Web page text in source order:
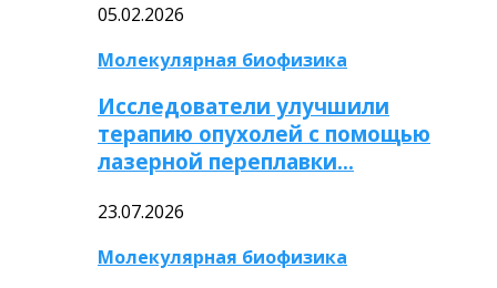
05.02.2026
Молекулярная биофизика
Исследователи улучшили
терапию опухолей с помощью
лазерной переплавки…
23.07.2026
Молекулярная биофизика